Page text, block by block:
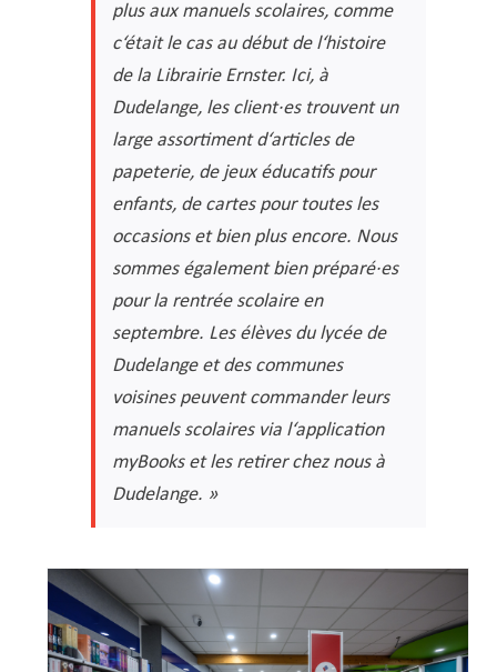
plus aux manuels scolaires, comme
c‘était le cas au début de l‘histoire
de la Librairie Ernster. Ici, à
Dudelange, les client·es trouvent un
large assortiment d‘articles de
papeterie, de jeux éducatifs pour
enfants, de cartes pour toutes les
occasions et bien plus encore. Nous
sommes également bien préparé·es
pour la rentrée scolaire en
septembre. Les élèves du lycée de
Dudelange et des communes
voisines peuvent commander leurs
manuels scolaires via l‘application
myBooks et les retirer chez nous à
Dudelange. »